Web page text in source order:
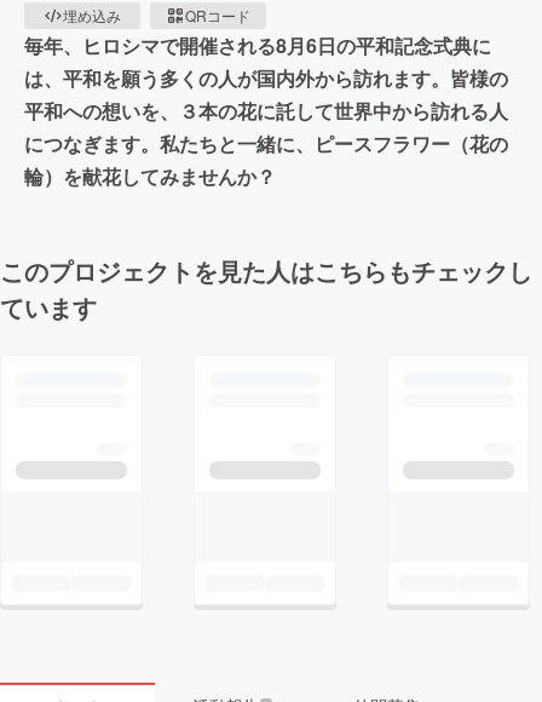
埋め込み
QRコード
毎年、ヒロシマで開催される8月6日の平和記念式典に
は、平和を願う多くの人が国内外から訪れます。皆様の
平和への想いを、３本の花に託して世界中から訪れる人
につなぎます。私たちと一緒に、ピースフラワー（花の
輪）を献花してみませんか？
このプロジェクトを見た人はこちらもチェックし
ています